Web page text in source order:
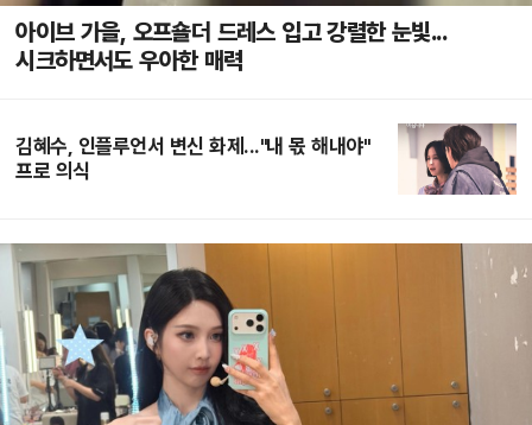
아이브 가을, 오프숄더 드레스 입고 강렬한 눈빛...
시크하면서도 우아한 매력
김혜수, 인플루언서 변신 화제..."내 몫 해내야"
프로 의식